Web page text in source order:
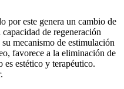
por este genera un cambio de
de regeneración
mecanismo de estimulación
favorece a la eliminación de
estético y terapéutico.